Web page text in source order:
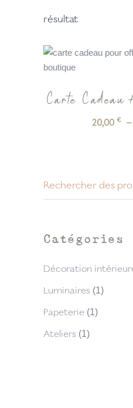
résultat
Carte Cadeau
20,00 € –
Catégories
Décoration
Luminaires (1)
Papeterie (1)
Ateliers (1)